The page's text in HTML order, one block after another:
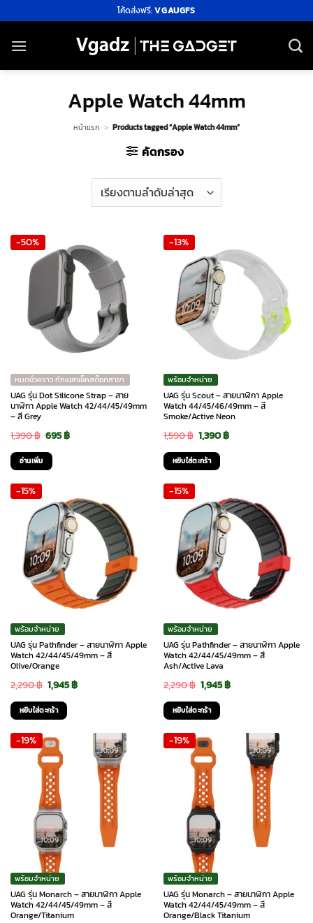
ไป
ยัง
โค้ดส่งฟรี:VGAUGFS
Apple Watch 44mm
หน้าแรก > Products tagged “Apple Watch 44mm”
คัดกรอง
-50%
หมดชั่วคราว ทักแชทเช็คสต๊อกสาขา
UAG รุ่น Dot Silicone Strap – สาย
นาฬิกา Apple Watch 42/44/45/49mm
– สี Grey
1,390฿ Original
price
was:
695฿Current
อ่านเพิ่ม
-13%
พร้อมจำหน่าย
UAG รุ่น Scout – สายนาฬิกา Apple
Watch 44/45/46/49mm – สี
Smoke/Active Neon
1,590฿ Original
price
was:
1,390฿Current
หยิบใส่ตะกร้า
-15%
พร้อมจำหน่าย
UAG รุ่น Pathfinder – สายนาฬิกา Apple
Watch 42/44/45/49mm – สี
Olive/Orange
2,290฿ Original
price
was:
2,290 ฿.
1,945฿Current
1,945 ฿.
หยิบใส่ตะกร้า
-15%
พร้อมจำหน่าย
UAG รุ่น Pathfinder – สายนาฬิกา Apple
Watch 42/44/45/49mm – สี
Ash/Active Lava
2,290฿ Original
price
was:
2,290 ฿.
1,945฿Current
1,945 ฿.
หยิบใส่ตะกร้า
-19%
พร้อมจำหน่าย
UAG รุ่น Monarch – สายนาฬิกา Apple
Watch 42/44/45/49mm – สี
Orange/Titanium
-19%
พร้อมจำหน่าย
UAG รุ่น Monarch – สายนาฬิกา Apple
Watch 42/44/45/49mm – สี
Orange/Black Titanium